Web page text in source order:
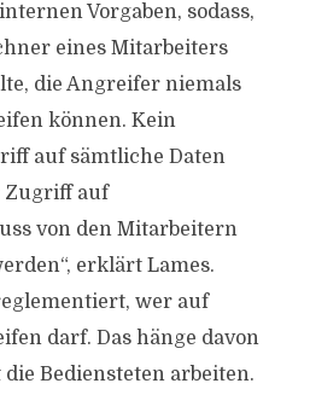
Vorgaben, sodass,
eines Mitarbeiters
die Angreifer niemals
können. Kein
auf sämtliche Daten
Zugriff auf
von den Mitarbeitern
erklärt Lames.
wer auf
darf. Das hänge davon
Bediensteten arbeiten.